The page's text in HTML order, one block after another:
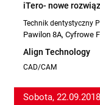
iTero- nowe
Technik dentystyczny
Pawilon 8A, Cyfrowe
Align Technology
CAD/CAM
Sobota,